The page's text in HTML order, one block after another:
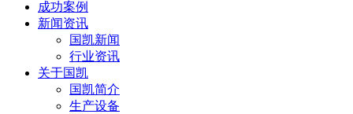
成功案例
新闻资讯
国凯新闻
行业资讯
关于国凯
国凯简介
生产设备